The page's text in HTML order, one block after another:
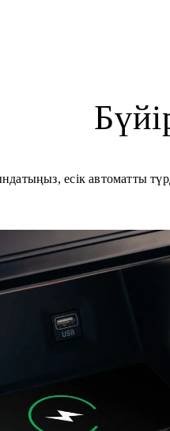
есік автоматты